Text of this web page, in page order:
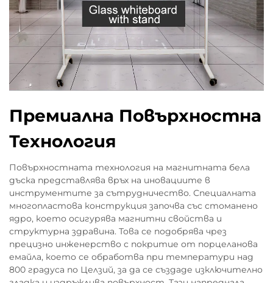
Премиална Повърхностна
Технология
Повърхностната технология на магнитната бела
дъска представлява връх на иновациите в
инструментите за сътрудничество. Специалната
многопластова конструкция започва със стоманено
ядро, което осигурява магнитни свойства и
структурна здравина. Това се подобрява чрез
прецизно инженерство с покритие от порцеланова
емайла, което се обработва при температури над
800 градуса по Целзий, за да се създаде изключително